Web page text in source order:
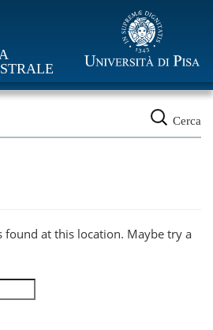
Cerca
found at this location. Maybe try a